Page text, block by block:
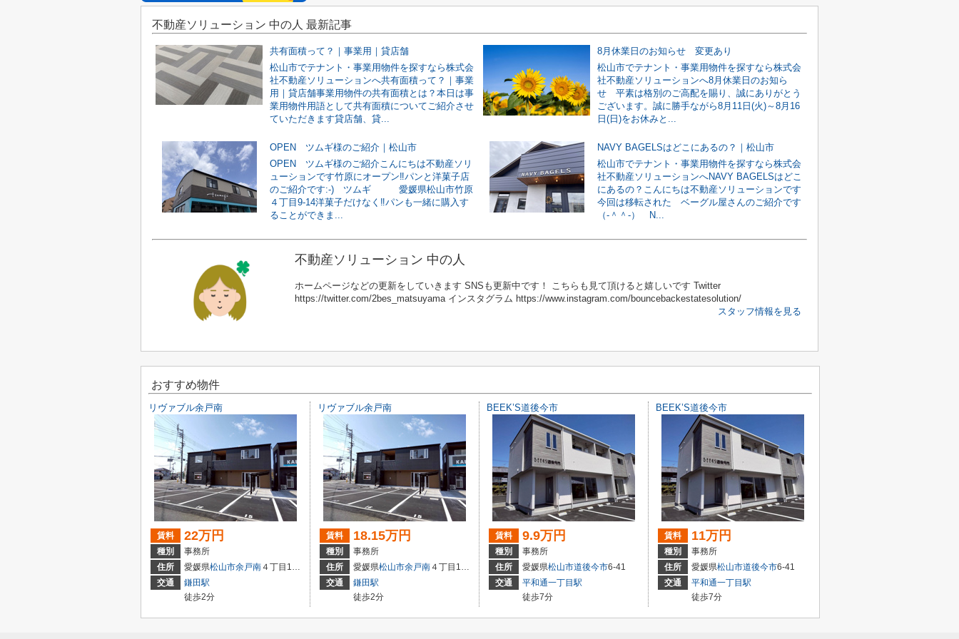
不動産ソリューション 中の人 最新記事
共有面積って？｜事業用｜貸店舗
松山市でテナント・事業用物件を探すなら株式会
社不動産ソリューションへ共有面積って？｜事業
用｜貸店舗事業用物件の共有面積とは？本日は事
業用物件用語として共有面積についてご紹介させ
ていただきます貸店舗、貸...
8月休業日のお知らせ 変更あり
松山市でテナント・事業用物件を探すなら株式会
社不動産ソリューションへ8月休業日のお知ら
せ 平素は格別のご高配を賜り、誠にありがとう
ございます。誠に勝手ながら8月11日(火)～8月16
日(日)をお休みと...
OPEN ツムギ様のご紹介｜松山市
OPEN ツムギ様のご紹介こんにちは不動産ソリ
ューションです竹原にオープン‼パンと洋菓子店
のご紹介です:-) ツムギ 愛媛県松山市竹原
４丁目9-14洋菓子だけなく‼パンも一緒に購入す
ることができま...
NAVY BAGELSはどこにあるの？｜松山市
松山市でテナント・事業用物件を探すなら株式会
社不動産ソリューションへNAVY BAGELSはどこ
にあるの？こんにちは不動産ソリューションです
今回は移転された ベーグル屋さんのご紹介です
（‐＾＾‐） N...
不動産ソリューション 中の人
ホームページなどの更新をしていきます SNSも更新中です！ こちらも見て頂けると嬉しいです Twitter
https://twitter.com/2bes_matsuyama インスタグラム https://www.instagram.com/bouncebackestatesolution/
スタッフ情報を見る
おすすめ物件
リヴァブル余戸南
賃料 22万円
種別
事務所
住所
愛媛県松山市余戸南４丁目10-48
交通
鎌田駅
徒歩2分
リヴァブル余戸南
賃料 18.15万円
種別
事務所
住所
愛媛県松山市余戸南４丁目10-48
交通
鎌田駅
徒歩2分
BEEK’S道後今市
賃料 9.9万円
種別
事務所
住所
愛媛県松山市道後今市6-41
交通
平和通一丁目駅
徒歩7分
BEEK’S道後今市
賃料 11万円
種別
事務所
住所
愛媛県松山市道後今市6-41
交通
平和通一丁目駅
徒歩7分